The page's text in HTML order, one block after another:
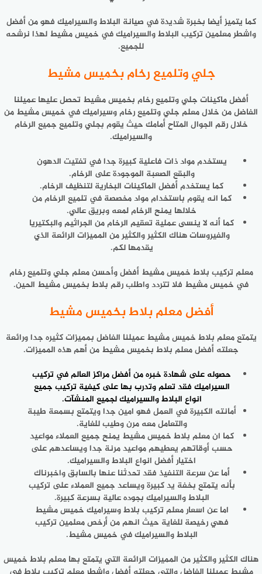
كما يتميز أيضا بخبرة شديدة في صيانة البلاط والسيراميك فهو من أفضل
واشطر معلمين تركيب البلاط والسيراميك في خميس مشيط لهذا نرشحه
للجميع.
جلي وتلميع رخام بخميس مشيط
أفضل ماكينات جلي وتلميع رخام بخميس مشيط تحصل عليها عميلنا
الفاضل من خلال معلم جلي وتلميع رخام وسيراميك في خميس مشيط من
خلال رقم الجوال المتاح أمامك حيث يقوم بجلي وتلميع جميع الرخام
والسيراميك.
يستخدم مواد ذات فاعلية كبيرة جدا في تفتيت الدهون
والبقع الصعبة الموجودة على الرخام.
كما يستخدم أفضل الماكينات البخارية لتنظيف الرخام.
كما انه يقوم باستخدام مواد مخصصة في تلميع الرخام من
خلالها يمنح الرخام لمعه وبريق عالي.
كما أنه لا ينسى عملية تعقيم الرخام من الجراثيم والبكتيريا
والفيروسات هناك الكثير والكثير من المميزات الرائعة الذي
يقدمها لكم.
معلم تركيب بلاط خميس مشيط أفضل وأحسن معلم جلي وتلميع رخام
في خميس مشيط فلا تتردد واطلب رقم بلاط بخميس مشيط الحين.
أفضل معلم بلاط بخميس مشيط
يتمتع معلم بلاط خميس مشيط عميلنا الفاضل بمميزات كثيره جدا ورائعة
جعلته أفضل معلم بلاط بخميس مشيط من أهم هذه المميزات.
حصوله على شهادة خبره من أفضل مراكز العالمفي تركيب
السيراميك فقد تعلم وتدرب بها على كيفية تركيب جميع
انواع البلاط والسيراميك لجميع المنشآت.
أمانته الكبيرة في العمل فهو امين جدا ويتمتع بسمعة طيبة
والتعامل معه مرن وطيب للغاية.
كما ان معلم بلاط خميس مشيط يمنح جميع العملاء مواعيد
حسب أوقاتهم يعطيهم مواعيد مرنة جدا ويساعدهم على
اختيار أفضل انواع البلاط والسيراميك.
أما عن سرعة التنفيذ فقد تحدثنا عنها بالسابق واخبرناك
بأنه يتمتع بخفة يد كبيرة ويساعد جميع العملاء على تركيب
البلاط والسيراميك بجوده عالية بسرعة كبيرة.
اما عن اسعار معلم تركيب بلاط وسيراميك خميس مشيط
فهي رخيصة للغاية حيث انهم من أرخص معلمين تركيب
البلاط والسيراميك في خميس مشيط.
هناك الكثير والكثير من المميزات الرائعة التي يتمتع بها معلم بلاط خميس